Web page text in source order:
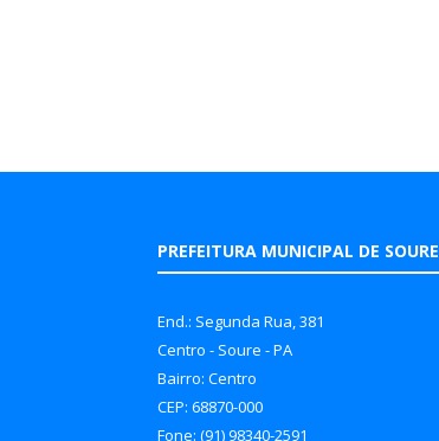
PREFEITURA MUNICIPAL DE SOURE
End.: Segunda Rua, 381
Centro - Soure - PA
Bairro: Centro
CEP: 68870-000
Fone: (91) 98340-2591